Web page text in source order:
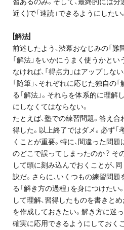
近く)で「速読」できるようにしたい。
[解法]
前述したよう、渋幕おなじみの「難
「解法」をいかにうまく使うかとい
なければ、「得点力」はアップしない
「随筆」、それぞれに応じた独自の
る「解法」。それらを体系的に理解
にしなくてはならない。
たとえば、塾での練習問題。答え合
得した。以上終了ではダメ。必ず「
くことが重要。特に、間違った問題
のどこで誤ってしまったのか？ そ
して頭に刻み込んでおくことが、
訣だ。さらに、いくつもの練習問
る「解き方の過程」を身につけたい
して理解、習得したものを書きとめ
を作成しておきたい。解き方に迷
確実に応用できるようにしておく